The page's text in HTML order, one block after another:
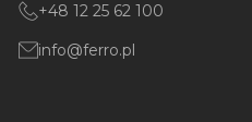
+48 12 25 62 100
info@ferro.pl